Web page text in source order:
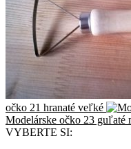
očko 21 hranaté veľké
Modelárske očko 23 guľaté
VYBERTE SI: